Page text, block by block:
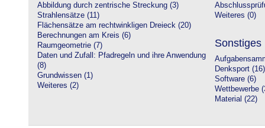
Abbildung durch zentrische Streckung (3)
Strahlensätze (11)
Flächensätze am rechtwinkligen Dreieck (20)
Berechnungen am Kreis (6)
Raumgeometrie (7)
Daten und Zufall: Pfadregeln und ihre Anwendung
(8)
Grundwissen (1)
Weiteres (2)
Weiteres (0)
Sonstiges
Denksport (16)
Software (6)
Wettbewerbe
Material (22)